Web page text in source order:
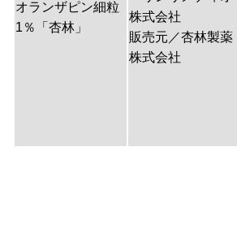
オランザピン細粒
1％「杏林」
株式会社
販売元／杏林製薬
株式会社